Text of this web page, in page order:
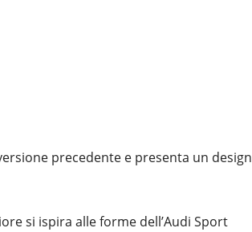
precedente e presenta un design
si ispira alle forme dell’Audi Sport